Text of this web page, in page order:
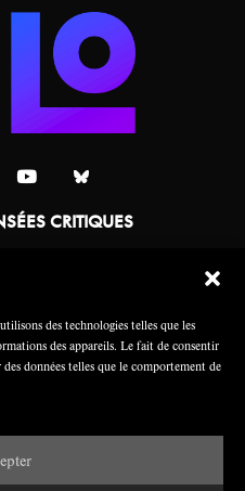
des technologies telles que les
des appareils. Le fait de consentir
données telles que le comportement de
CRITIQUES